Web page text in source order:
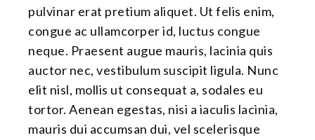
pulvinar erat pretium aliquet. Ut felis enim,
congue ac ullamcorper id, luctus congue
neque. Praesent augue mauris, lacinia quis
auctor nec, vestibulum suscipit ligula. Nunc
elit nisl, mollis ut consequat a, sodales eu
tortor. Aenean egestas, nisi a iaculis lacinia,
mauris dui accumsan dui, vel scelerisque